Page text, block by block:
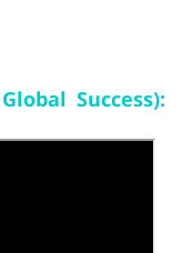
Success):